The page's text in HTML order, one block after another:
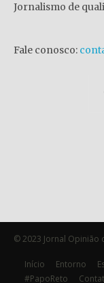
Jornalismo de
Fale conosco:
© 2023 Jornal
Início Entorno
#PapoReto